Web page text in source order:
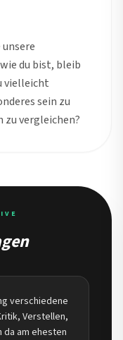
du bist, bleib
vielleicht
sein zu
zu vergleichen?
verschiedene
Verstellen,
da am ehesten